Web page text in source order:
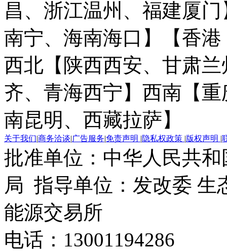
昌、浙江温州、福建厦门
南宁、海南海口】
【香
西北【陕西西安、甘肃
齐、青海西宁】 西南【
南昆明、西藏拉萨】
关于我们|商务洽谈|广告服务|免责声明 |隐私权政策 |版权声明 |
批准单位：中华人民共
局 指导单位：发改委 生
能源交易所
电话：13001194286